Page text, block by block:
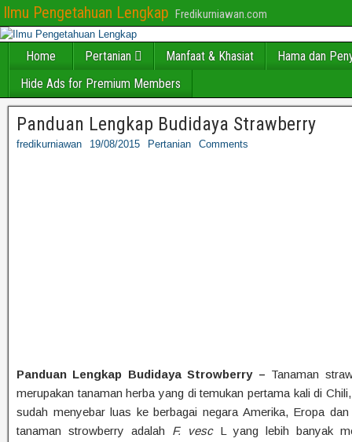
Ilmu Pengetahuan Lengkap Fredikurniawan.com
Home Pertanian Manfaat & Khasiat
Hama dan
Hide Ads for Premium Members
Panduan Lengkap Budidaya Strawberry
fredikurniawan 19/08/2015 Pertanian Comments
Panduan Lengkap Budidaya Strowberry – Tanaman
merupakan tanaman herba yang di temukan pertama kali di
sudah menyebar luas ke berbagai negara Amerika, Eropa
tanaman strowberry adalah F. vescL yang lebih banyak